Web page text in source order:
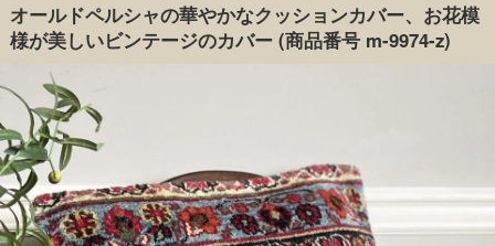
オールドペルシャの華やかなクッションカバー、お花模
様が美しいビンテージのカバー(商品番号 m-9974-z)